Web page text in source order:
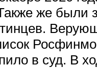
же были
в суд. В